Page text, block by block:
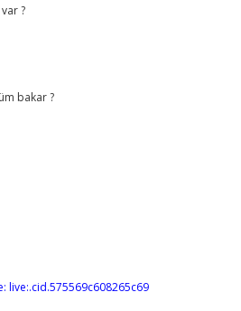
?
bakar ?
live:.cid.575569c608265c69